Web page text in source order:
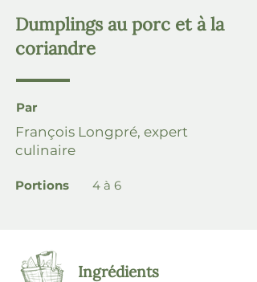
Dumplings au porc et à la
coriandre
Par
François Longpré, expert
culinaire
Portions 4 à 6
Ingrédients